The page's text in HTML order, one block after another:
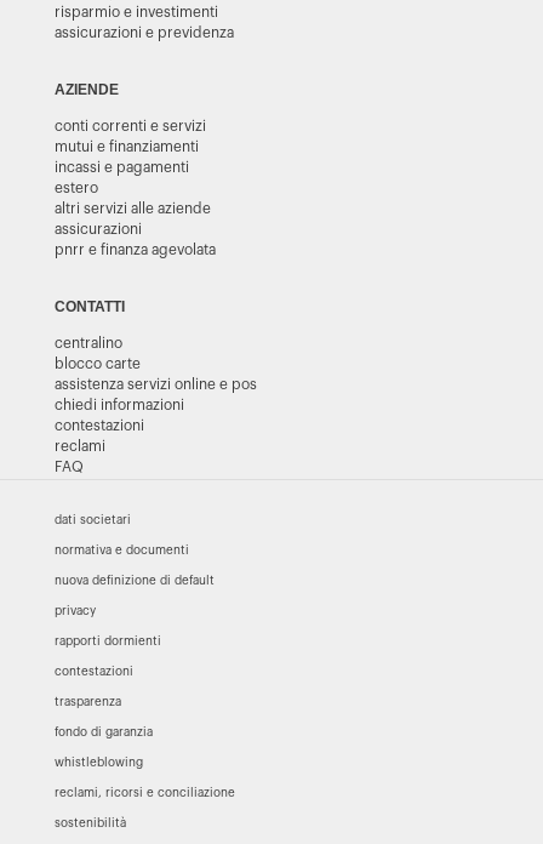
risparmio e investimenti
assicurazioni e previdenza
AZIENDE
conti correnti e servizi
mutui e finanziamenti
incassi e pagamenti
estero
altri servizi alle aziende
assicurazioni
pnrr e finanza agevolata
CONTATTI
centralino
blocco carte
assistenza servizi online e pos
chiedi informazioni
contestazioni
reclami
FAQ
dati societari
normativa e documenti
nuova definizione di default
privacy
rapporti dormienti
contestazioni
trasparenza
fondo di garanzia
whistleblowing
reclami, ricorsi e conciliazione
sostenibilità